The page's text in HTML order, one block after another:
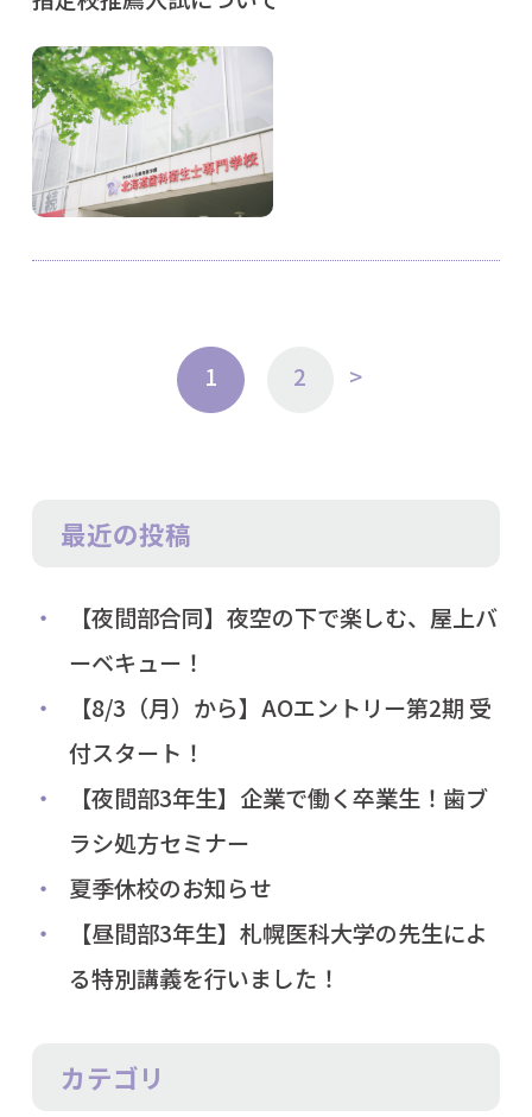
1 2 >
最近の投稿
【夜間部合同】夜空の下で楽しむ、屋上バ
ーベキュー！
【8/3（月）から】AOエントリー第2期 受
付スタート！
【夜間部3年生】企業で働く卒業生！歯ブ
ラシ処方セミナー
夏季休校のお知らせ
【昼間部3年生】札幌医科大学の先生によ
る特別講義を行いました！
カテゴリ